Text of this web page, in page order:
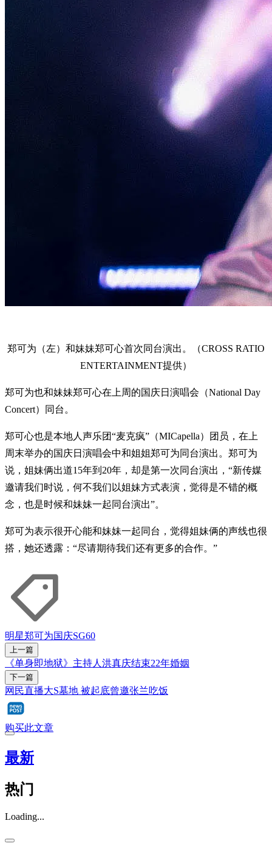
郑可为（左）和妹妹郑可心首次同台演出。（CROSS RATIO
ENTERTAINMENT提供）
郑可为也和妹妹郑可心在上周的国庆日演唱会（National Day
Concert）同台。
郑可心也是本地人声乐团“麦克疯”（MICapella）团员，在上
周末举办的国庆日演唱会中和姐姐郑可为同台演出。郑可为
说，姐妹俩出道15年到20年，却是第一次同台演出，“新传媒
邀请我们时说，何不我们以姐妹方式表演，觉得是不错的概
念，也是时候和妹妹一起同台演出”。
郑可为表示很开心能和妹妹一起同台，觉得姐妹俩的声线也很
搭，她还透露：“尽请期待我们还有更多的合作。”
明星郑可为国庆SG60
上一篇
《单身即地狱》主持人洪真庆结束22年婚姻
下一篇
网民直播大S墓地 被起底曾邀张兰吃饭
购买此文章
最新
热门
Loading...